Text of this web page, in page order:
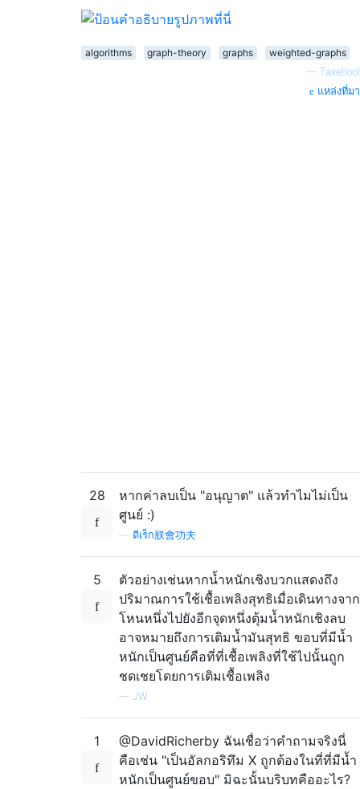
algorithms graph-theory graphs
weighted-graphs
— Taxellool
แหล่งที่มา
28
หากค่าลบเป็น "อนุญาต" แล้วทำไมไม่เป็น
ศูนย์ :)
ดีเร็ก朕會功夫
5
ตัวอย่างเช่นหากน้ำหนักเชิงบวกแสดงถึง
ปริมาณการใช้เชื้อเพลิงสุทธิเมื่อเดินทางจาก
โหนหนึ่งไปยังอีกจุดหนึ่งตุ้มน้ำหนักเชิงลบ
อาจหมายถึงการเติมน้ำมันสุทธิ ขอบที่มีน้ำ
หนักเป็นศูนย์คือที่ที่เชื้อเพลิงที่ใช้ไปนั้นถูก
ชดเชยโดยการเติมเชื้อเพลิง
— JW
1
@DavidRicherby ฉันเชื่อว่าคำถามจริงนี่
คือเช่น "เป็นอัลกอริทึม X ถูกต้องในที่ที่มีน้ำ
หนักเป็นศูนย์ขอบ" มิฉะนั้นบริบทคืออะไร?